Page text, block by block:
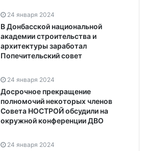
24 января 2024
В Донбасской национальной
академии строительства и
архитектуры заработал
Попечительский совет
24 января 2024
Досрочное прекращение
полномочий некоторых членов
Совета НОСТРОЙ обсудили на
окружной конференции ДВО
24 января 2024